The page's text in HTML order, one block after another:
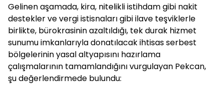
Gelinen aşamada, kira, nitelikli istihdam gibi nakit
destekler ve vergi istisnaları gibi ilave teşviklerle
birlikte, bürokrasinin azaltıldığı, tek durak hizmet
sunumu imkanlarıyla donatılacak ihtisas serbest
bölgelerinin yasal altyapısını hazırlama
çalışmalarının tamamlandığını vurgulayan Pekcan,
şu değerlendirmede bulundu: